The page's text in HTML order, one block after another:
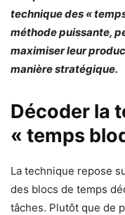
technique des «
méthode puissante,
maximiser leur
manière stratégique.
Décoder la
« temps
La technique repose
des blocs de temps
tâches. Plutôt que de